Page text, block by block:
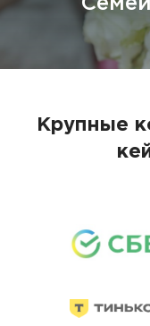
Крупные